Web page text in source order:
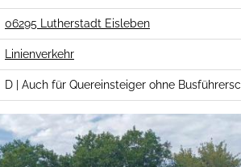
06295 Lutherstadt Eisleben
Linienverkehr
D | Auch für Quereinsteiger ohne